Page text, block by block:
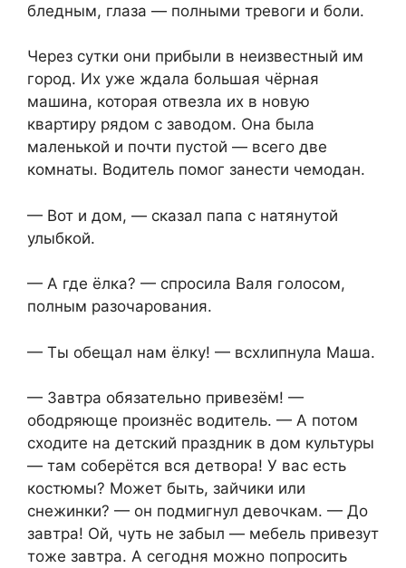
бледным, глаза — полными тревоги и боли.
Через сутки они прибыли в неизвестный им
город. Их уже ждала большая чёрная
машина, которая отвезла их в новую
квартиру рядом с заводом. Она была
маленькой и почти пустой — всего две
комнаты. Водитель помог занести чемодан.
— Вот и дом, — сказал папа с натянутой
улыбкой.
— А где ёлка? — спросила Валя голосом,
полным разочарования.
— Ты обещал нам ёлку! — всхлипнула Маша.
— Завтра обязательно привезём! —
ободряюще произнёс водитель. — А потом
сходите на детский праздник в дом культуры
— там соберётся вся детвора! У вас есть
костюмы? Может быть, зайчики или
снежинки? — он подмигнул девочкам. — До
завтра! Ой, чуть не забыл — мебель привезут
тоже завтра. А сегодня можно попросить